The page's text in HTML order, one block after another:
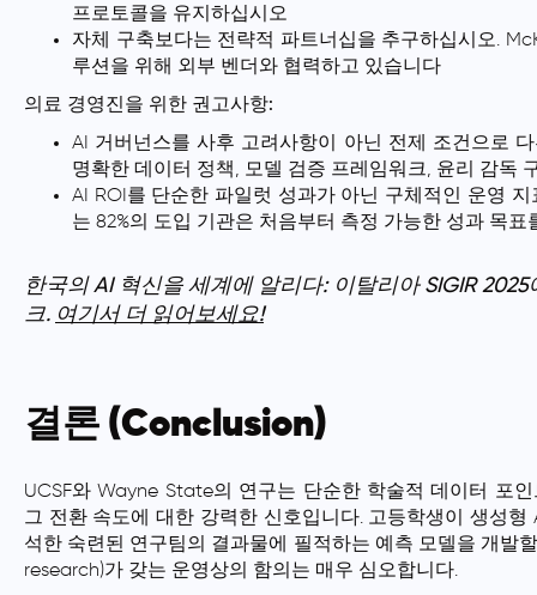
프로토콜을 유지하십시오
자체 구축보다는 전략적 파트너십을 추구하십시오.
루션을 위해 외부 벤더와 협력하고 있습니다
의료 경영진을 위한 권고사항:
AI 거버넌스를 사후 고려사항이 아닌 전제 조건으로
명확한 데이터 정책, 모델 검증 프레임워크, 윤리 감독
AI ROI를 단순한 파일럿 성과가 아닌 구체적인 운영
는 82%의 도입 기관은 처음부터 측정 가능한 성과 목
한국의 AI 혁신을 세계에 알리다: 이탈리아 SIGIR
크. 여기서 더 읽어보세요!
결론 (Conclusion)
UCSF와 Wayne State의 연구는 단순한 학술적 데이터 포
그 전환 속도에 대한 강력한 신호입니다. 고등학생이 생성
석한 숙련된 연구팀의 결과물에 필적하는 예측 모델을 개발
research)가 갖는 운영상의 함의는 매우 심오합니다.